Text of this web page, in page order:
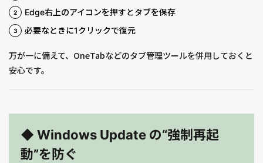
Edge右上のアイコンを押すとタブを保存
必要なときに1クリックで復元
万が一に備えて、OneTabなどのタブ管理ツールを併用しておくと
安心です。
◆ Windows Update の“強制再起
動”を防ぐ